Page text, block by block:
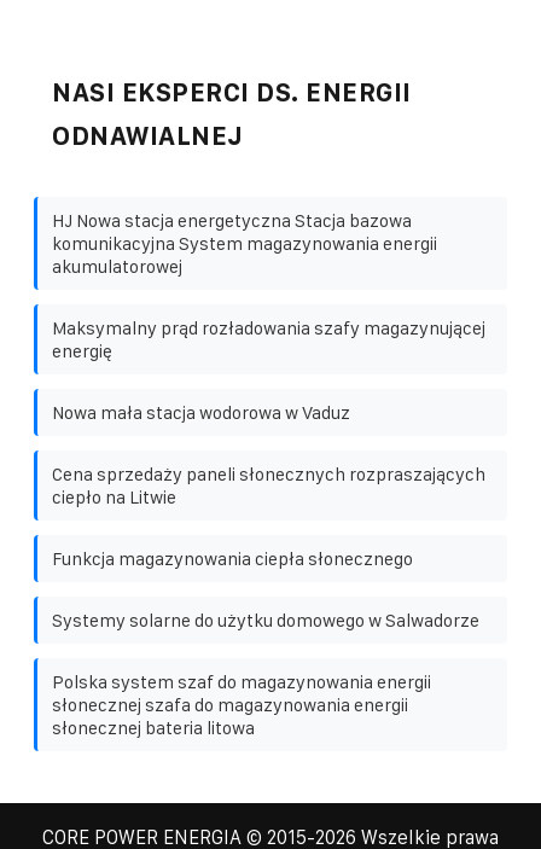
NASI EKSPERCI DS. ENERGII
ODNAWIALNEJ
HJ Nowa stacja energetyczna Stacja bazowa
komunikacyjna System magazynowania energii
akumulatorowej
Maksymalny prąd rozładowania szafy magazynującej
energię
Nowa mała stacja wodorowa w Vaduz
Cena sprzedaży paneli słonecznych rozpraszających
ciepło na Litwie
Funkcja magazynowania ciepła słonecznego
Systemy solarne do użytku domowego w Salwadorze
Polska system szaf do magazynowania energii
słonecznej szafa do magazynowania energii
słonecznej bateria litowa
CORE POWER ENERGIA © 2015-2026 Wszelkie prawa